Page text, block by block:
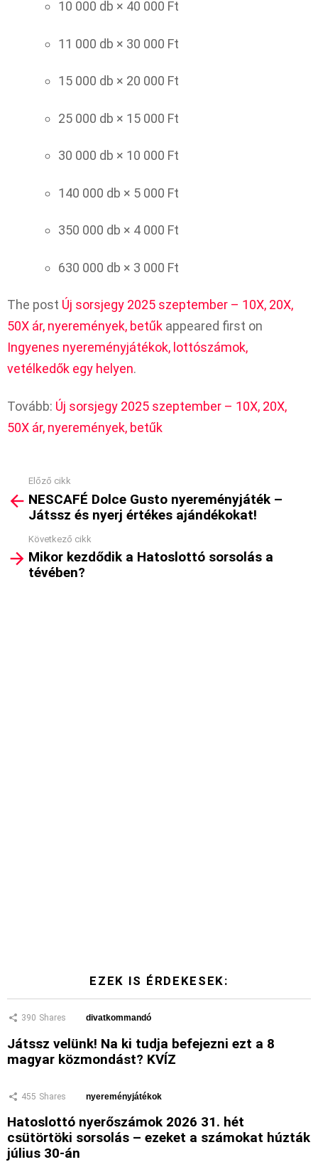
10 000 db × 40 000 Ft
11 000 db × 30 000 Ft
15 000 db × 20 000 Ft
25 000 db × 15 000 Ft
30 000 db × 10 000 Ft
140 000 db × 5 000 Ft
350 000 db × 4 000 Ft
630 000 db × 3 000 Ft
The post Új sorsjegy 2025 szeptember – 10X, 20X,
50X ár, nyeremények, betűk appeared first on
Ingyenes nyereményjátékok, lottószámok,
vetélkedők egy helyen.
Tovább: Új sorsjegy 2025 szeptember – 10X, 20X,
50X ár, nyeremények, betűk
more
Előző cikk
NESCAFÉ Dolce Gusto nyereményjáték –
Játssz és nyerj értékes ajándékokat!
Következő cikk
Mikor kezdődik a Hatoslottó sorsolás a
tévében?
EZEK IS ÉRDEKESEK:
390 Shares divatkommandó
Játssz velünk! Na ki tudja befejezni ezt a 8
magyar közmondást? KVÍZ
455 Shares nyereményjátékok
Hatoslottó nyerőszámok 2026 31. hét
csütörtöki sorsolás – ezeket a számokat húzták
július 30-án